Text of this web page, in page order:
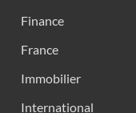
Finance
France
Immobilier
International